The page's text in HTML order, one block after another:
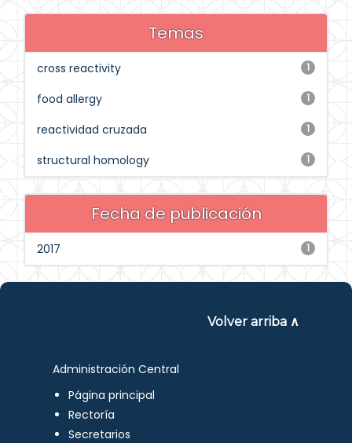
Temas
1
cross reactivity
1
food allergy
1
reactividad cruzada
1
structural homology
Fecha de publicación
1
2017
Volver arriba ∧
Administración Central
Página principal
Rectoría
Secretarios